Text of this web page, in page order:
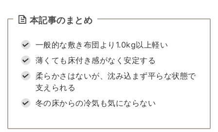
本記事のまとめ
一般的な敷き布団より1.0kg以上軽い
薄くても床付き感がなく安定する
柔らかさはないが、沈み込まず平らな状態で
支えられる
冬の床からの冷気も気にならない